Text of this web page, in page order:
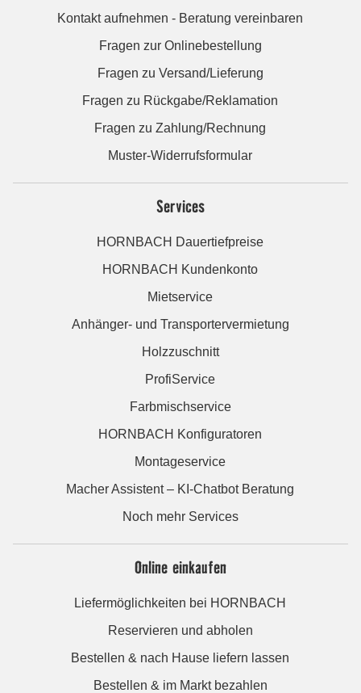
Kontakt aufnehmen - Beratung vereinbaren
Fragen zur Onlinebestellung
Fragen zu Versand/Lieferung
Fragen zu Rückgabe/Reklamation
Fragen zu Zahlung/Rechnung
Muster-Widerrufsformular
Services
HORNBACH Dauertiefpreise
HORNBACH Kundenkonto
Mietservice
Anhänger- und Transportervermietung
Holzzuschnitt
ProfiService
Farbmischservice
HORNBACH Konfiguratoren
Montageservice
Macher Assistent – KI-Chatbot Beratung
Noch mehr Services
Online einkaufen
Liefermöglichkeiten bei HORNBACH
Reservieren und abholen
Bestellen & nach Hause liefern lassen
Bestellen & im Markt bezahlen